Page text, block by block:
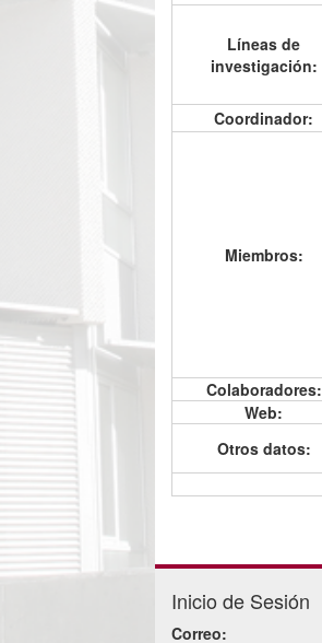
Líneas de
investigación:
Coordinador:
Miembros:
Colaboradores:
Web:
Otros datos:
Inicio de Sesión
Correo: